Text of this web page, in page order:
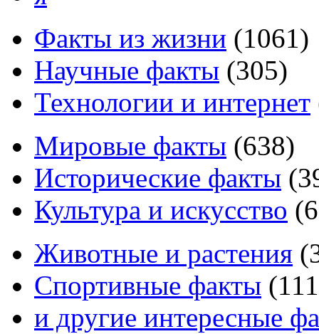
Факты из жизни (1061)
Научные факты (305)
Технологии и интернет
Мировые факты (638)
Исторические факты (
Культура и искусство (
Животные и растения (
Спортивные факты (111
и другие интересные